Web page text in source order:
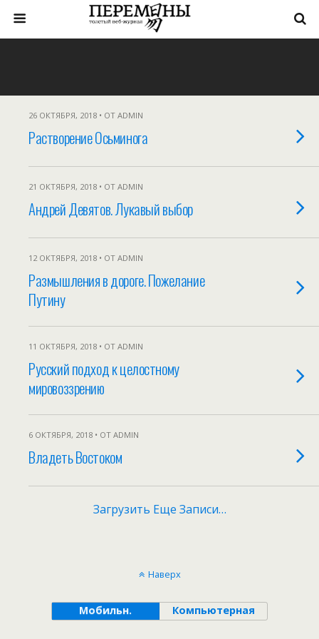
26 ОКТЯБРЯ, 2018 • ОТ ADMIN
Растворение Осьминога
21 ОКТЯБРЯ, 2018 • ОТ ADMIN
Андрей Девятов. Лукавый выбор
12 ОКТЯБРЯ, 2018 • ОТ ADMIN
Размышления в дороге. Пожелание
Путину
11 ОКТЯБРЯ, 2018 • ОТ ADMIN
Русский подход к целостному
мировоззрению
6 ОКТЯБРЯ, 2018 • ОТ ADMIN
Владеть Востоком
Загрузить Еще Записи…
Наверх
Мобильн. Компьютерная